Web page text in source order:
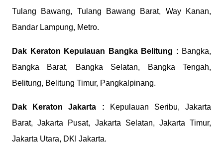
Tulang Bawang, Tulang Bawang Barat, Way Kanan,
Bandar Lampung, Metro.
Dak Keraton Kepulauan Bangka Belitung : Bangka,
Bangka Barat, Bangka Selatan, Bangka Tengah,
Belitung, Belitung Timur, Pangkalpinang.
Dak Keraton Jakarta : Kepulauan Seribu, Jakarta
Barat, Jakarta Pusat, Jakarta Selatan, Jakarta Timur,
Jakarta Utara, DKI Jakarta.